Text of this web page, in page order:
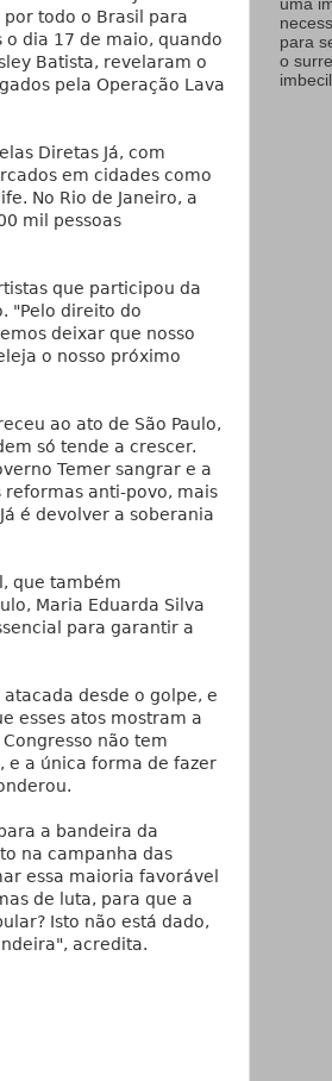
todo o Brasil para
dia 17 de maio, quando
Batista, revelaram o
pela Operação Lava
Diretas Já, com
em cidades como
No Rio de Janeiro, a
mil pessoas
que participou da
"Pelo direito do
deixar que nosso
o nosso próximo
ao ato de São Paulo,
só tende a crescer.
Temer sangrar e a
anti-povo, mais
é devolver a soberania
que também
Maria Eduarda Silva
para garantir a
desde o golpe, e
esses atos mostram a
não tem
e a única forma de fazer
a bandeira da
na campanha das
essa maioria favorável
de luta, para que a
Isto não está dado,
acredita.
uma
para
o